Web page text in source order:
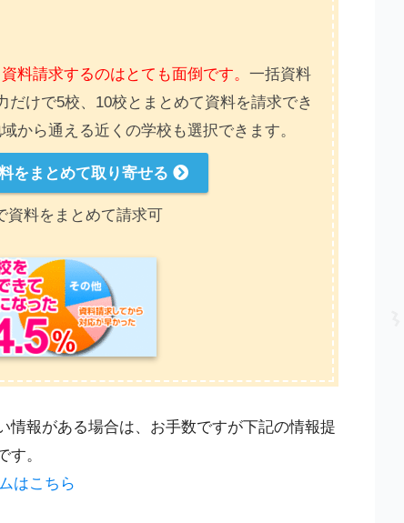
料請求するのはとても面倒です。一括資料
けで5校、10校とまとめて資料を請求でき
から通える近くの学校も選択できます。
をまとめて取り寄せる
資料をまとめて請求可
情報がある場合は、お手数ですが下記の情報提
。
はこちら